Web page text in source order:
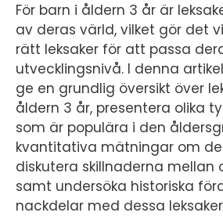
För barn i åldern 3 år är
av deras värld, vilket gör det
rätt leksaker för att passa
utvecklingsnivå. I denna
ge en grundlig översikt över
åldern 3 år, presentera olika
som är populära i den
kvantitativa mätningar om
diskutera skillnaderna mellan
samt undersöka historiska
nackdelar med dessa